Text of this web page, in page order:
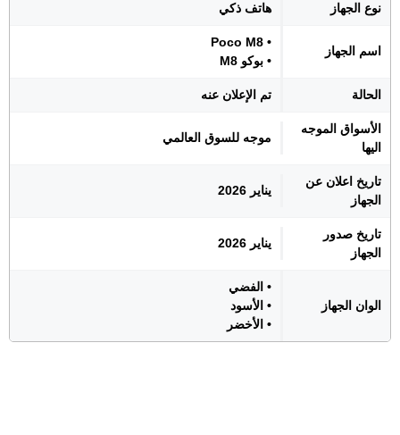
نوع الجهاز هاتف ذكي
اسم الجهاز
• Poco M8
• بوكو M8
الحالة تم الإعلان عنه
الأسواق الموجه
اليها
موجه للسوق العالمي
تاريخ اعلان عن
الجهاز
يناير 2026
تاريخ صدور
الجهاز
يناير 2026
الوان الجهاز
• الفضي
• الأسود
• الأخضر